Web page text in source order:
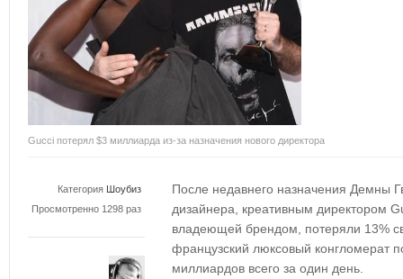
Gucci потерял $3 миллиарда из-за назначения нового директора
Категория Шоубиз
Просмотренно 1298 раз
После недавнего назначения Демны
дизайнера, креативным директором
владеющей брендом, потеряли 13%
французский люксовый конгломерат
миллиардов всего за один день.